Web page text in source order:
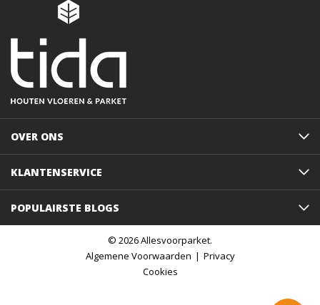
OVER ONS
KLANTENSERVICE
POPULAIRSTE BLOGS
© 2026 Allesvoorparket.
Algemene Voorwaarden
Privacy
Cookies